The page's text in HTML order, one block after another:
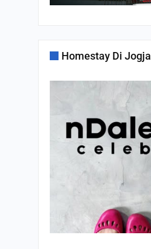
Homestay Di Jogja